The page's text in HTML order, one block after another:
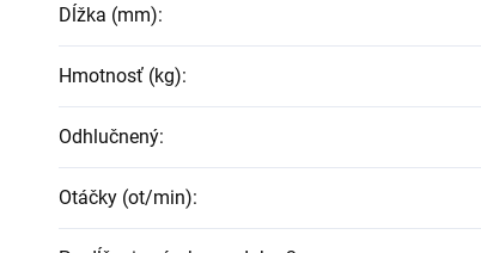
Dĺžka (mm):
Hmotnosť (kg):
Odhlučnený:
Otáčky (ot/min):